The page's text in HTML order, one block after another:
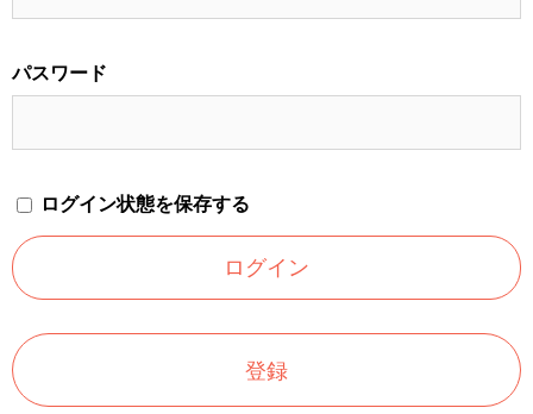
パスワード
ログイン状態を保存する
登録